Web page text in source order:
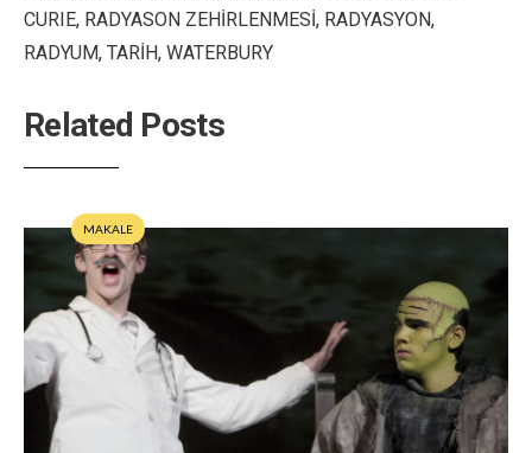
CURIE, RADYASON ZEHİRLENMESİ, RADYASYON,
RADYUM, TARİH, WATERBURY
Related Posts
MAKALE